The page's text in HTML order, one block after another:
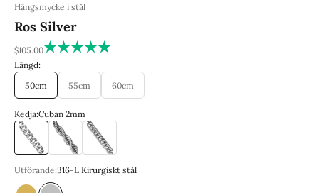
Hängsmycke i stål
Ros Silver
REA-pris
$105.00
Längd:
50cm
55cm 60cm
Kedja:Cuban 2mm
Cuban 2mmCordell 3mmFranco 3mm
Utförande:316-L Kirurgiskt stål